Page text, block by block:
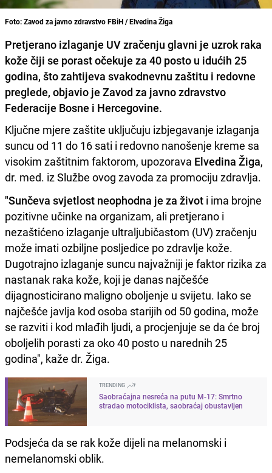
Foto: Zavod za javno zdravstvo FBiH / Elvedina Žiga
Pretjerano izlaganje UV zračenju glavni je uzrok raka
kože čiji se porast očekuje za 40 posto u idućih 25
godina, što zahtijeva svakodnevnu zaštitu i redovne
preglede, objavio je Zavod za javno zdravstvo
Federacije Bosne i Hercegovine.
Ključne mjere zaštite uključuju izbjegavanje izlaganja
suncu od 11 do 16 sati i redovno nanošenje kreme sa
visokim zaštitnim faktorom, upozorava Elvedina Žiga,
dr. med. iz Službe ovog zavoda za promociju zdravlja.
"Sunčeva svjetlost neophodna je za život i ima brojne
pozitivne učinke na organizam, ali pretjerano i
nezaštićeno izlaganje ultraljubičastom (UV) zračenju
može imati ozbiljne posljedice po zdravlje kože.
Dugotrajno izlaganje suncu najvažniji je faktor rizika za
nastanak raka kože, koji je danas najčešće
dijagnosticirano maligno oboljenje u svijetu. Iako se
najčešće javlja kod osoba starijih od 50 godina, može
se razviti i kod mlađih ljudi, a procjenjuje se da će broj
oboljelih porasti za oko 40 posto u narednih 25
godina", kaže dr. Žiga.
TRENDING
Saobraćajna nesreća na putu M-17: Smrtno
stradao motociklista, saobraćaj obustavljen
Podsjeća da se rak kože dijeli na melanomski i
nemelanomski oblik.